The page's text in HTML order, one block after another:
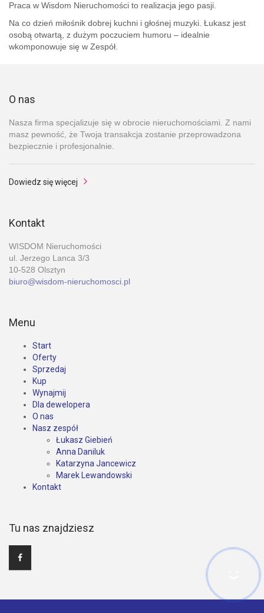
Praca w Wisdom Nieruchomości to realizacja jego pasji.
Na co dzień miłośnik dobrej kuchni i głośnej muzyki. Łukasz jest
osobą otwartą, z dużym poczuciem humoru – idealnie
wkomponowuje się w Zespół.
O nas
Nasza firma specjalizuje się w obrocie nieruchomościami. Z nami
masz pewność, że Twoja transakcja zostanie przeprowadzona
bezpiecznie i profesjonalnie.
Dowiedz się więcej
Kontakt
WISDOM Nieruchomości
ul. Jerzego Lanca 3/3
10-528 Olsztyn
biuro@wisdom-nieruchomosci.pl
Menu
Start
Oferty
Sprzedaj
Kup
Wynajmij
Dla dewelopera
O nas
Nasz zespół
Łukasz Giebień
Anna Daniluk
Katarzyna Jancewicz
Marek Lewandowski
Kontakt
Tu nas znajdziesz